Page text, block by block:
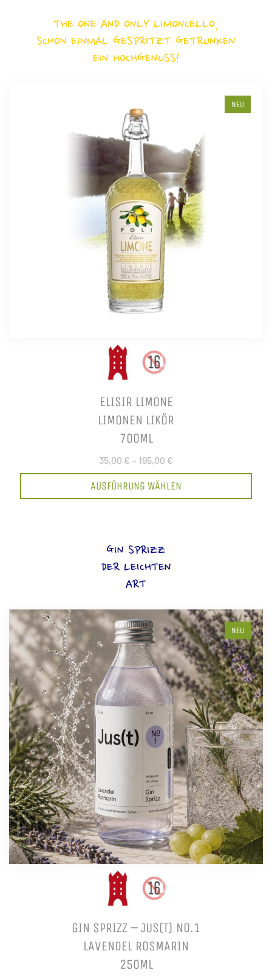
THE ONE AND ONLY LIMONCELLO,
SCHON EINMAL GESPRITZT GETRUNKEN
EIN HOCHGENUSS!
NEU
ELISIR LIMONE
LIMONEN LIKÖR
700ML
35,00 € – 195,00 €
AUSFÜHRUNG WÄHLEN
GIN SPRIZZ
DER LEICHTEN
ART
NEU
GIN SPRIZZ – JUS(T) NO.1
LAVENDEL ROSMARIN
250ML